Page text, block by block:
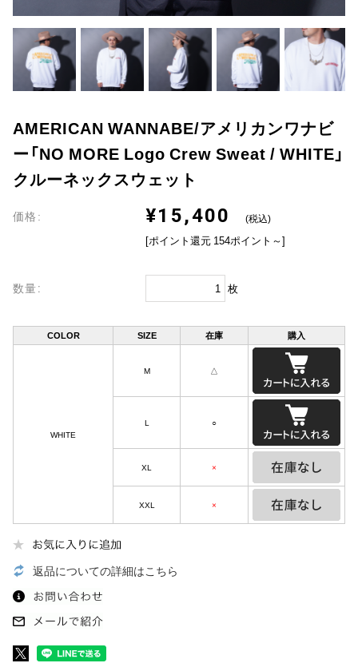
AMERICAN WANNABE/アメリカンワナビ
ー「NO MORE Logo Crew Sweat / WHITE」
クルーネックスウェット
価格: ¥15,400 (税込)
[ポイント還元 154ポイント～]
数量: 枚
COLOR SIZE 在庫 購入
WHITE
M △
L ○
XL ×
XXL ×
返品についての詳細はこちら